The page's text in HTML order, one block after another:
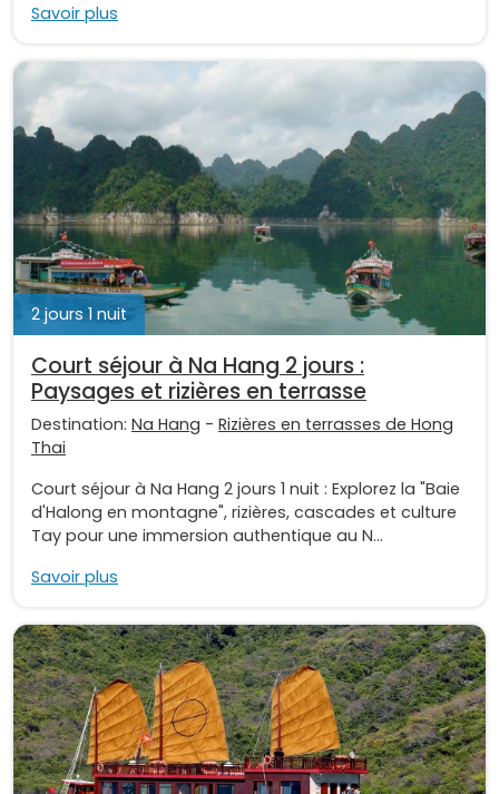
Savoir plus
2 jours 1 nuit
Court séjour à Na Hang 2 jours :
Paysages et rizières en terrasse
Destination: Na Hang - Rizières en terrasses de Hong
Thai
Court séjour à Na Hang 2 jours 1 nuit : Explorez la "Baie
d'Halong en montagne", rizières, cascades et culture
Tay pour une immersion authentique au N...
Savoir plus